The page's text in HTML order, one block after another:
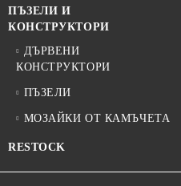
ПЪЗЕЛИ И
КОНСТРУКТОРИ
ДЪРВЕНИ
КОНСТРУКТОРИ
ПЪЗЕЛИ
МОЗАЙКИ ОТ КАМЪЧЕТА
RESTOCK